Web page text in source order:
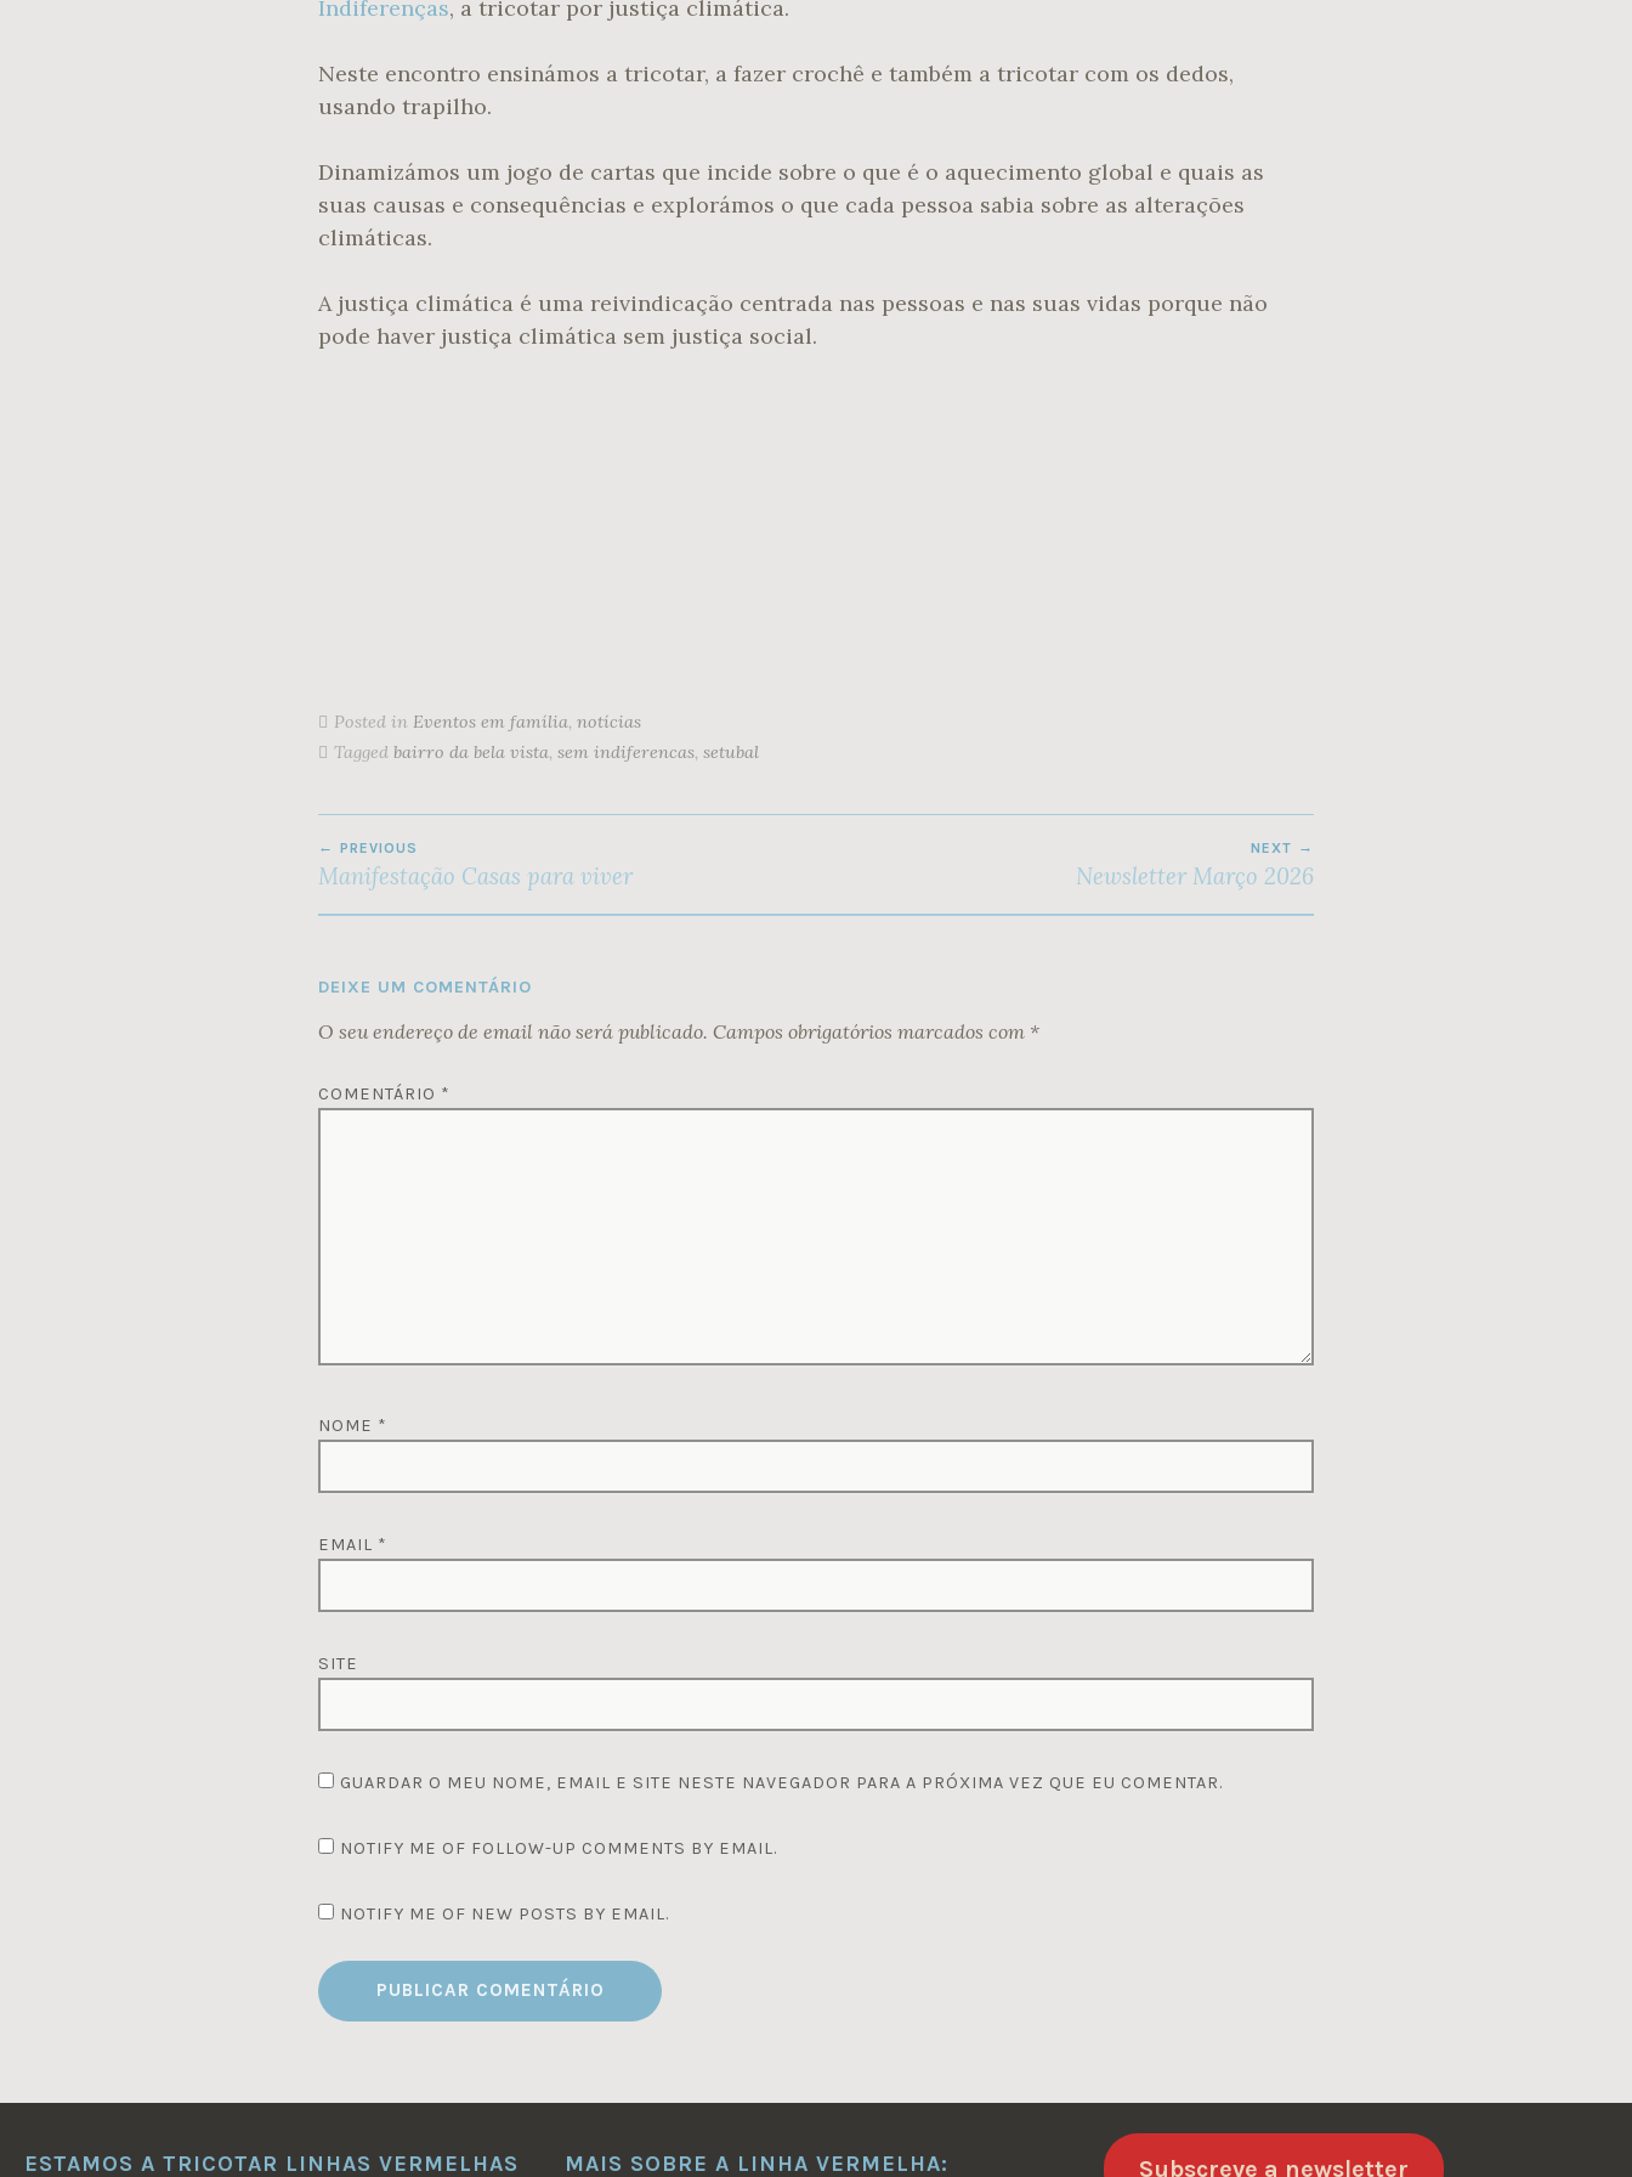
Indiferenças, a tricotar por justiça climática.
Neste encontro ensinámos a tricotar, a fazer crochê e também a tricotar com os dedos,
usando trapilho.
Dinamizámos um jogo de cartas que incide sobre o que é o aquecimento global e quais as
suas causas e consequências e explorámos o que cada pessoa sabia sobre as alterações
climáticas.
A justiça climática é uma reivindicação centrada nas pessoas e nas suas vidas porque não
pode haver justiça climática sem justiça social.
Posted in Eventos em família, notícias
Tagged bairro da bela vista, sem indiferencas, setubal
DE
ARTIGOS
PREVIOUS
Manifestação Casas para viver
NEXT
Newsletter Março 2026
DEIXE UM COMENTÁRIO
O seu endereço de email não será publicado. Campos obrigatórios marcados com *
COMENTÁRIO *
NOME *
EMAIL *
SITE
GUARDAR O MEU NOME, EMAIL E SITE NESTE NAVEGADOR PARA A PRÓXIMA VEZ QUE EU COMENTAR.
NOTIFY ME OF FOLLOW-UP COMMENTS BY EMAIL.
NOTIFY ME OF NEW POSTS BY EMAIL.
ESTAMOS A TRICOTAR LINHAS VERMELHAS MAIS SOBRE A LINHA VERMELHA: Subscreve a newsletter